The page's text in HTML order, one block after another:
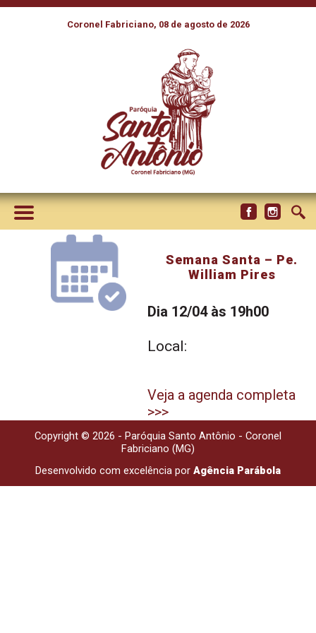
Coronel Fabriciano, 08 de agosto de 2026
Semana Santa – Pe.
William Pires
Dia 12/04 às 19h00
Local:
Veja a agenda completa
>>>
Copyright © 2026 - Paróquia Santo Antônio - Coronel
Fabriciano (MG)
Desenvolvido com excelência por Agência Parábola